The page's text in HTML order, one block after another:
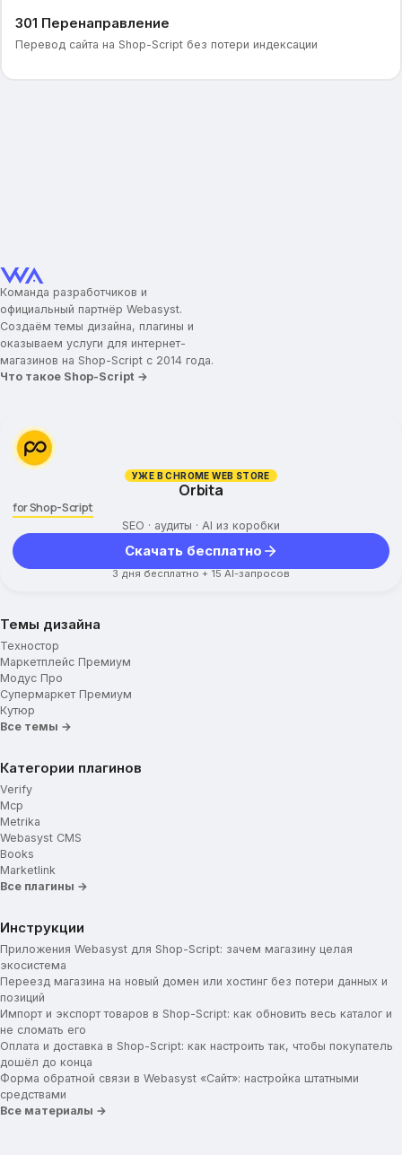
301 Перенаправление
Перевод сайта на Shop-Script без потери индексации
Команда разработчиков и
официальный партнёр Webasyst.
Создаём темы дизайна, плагины и
оказываем услуги для интернет-
магазинов на Shop-Script с 2014 года.
Что такое Shop-Script →
УЖЕ В CHROME WEB STORE
Orbita
for Shop-Script
SEO · аудиты · AI из коробки
Скачать бесплатно
3 дня бесплатно + 15 AI-запросов
Темы дизайна
Техностор
Маркетплейс Премиум
Модус Про
Супермаркет Премиум
Кутюр
Все темы →
Категории плагинов
Verify
Mcp
Metrika
Webasyst CMS
Books
Marketlink
Все плагины →
Инструкции
Приложения Webasyst для Shop-Script: зачем магазину целая
экосистема
Переезд магазина на новый домен или хостинг без потери данных и
позиций
Импорт и экспорт товаров в Shop-Script: как обновить весь каталог и
не сломать его
Оплата и доставка в Shop-Script: как настроить так, чтобы покупатель
дошёл до конца
Форма обратной связи в Webasyst «Сайт»: настройка штатными
средствами
Все материалы →